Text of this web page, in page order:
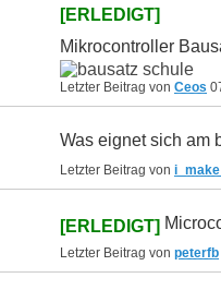
[ERLEDIGT]
Mikrocontroller
Letzter Beitrag von Ceos
Was eignet sich am
Letzter Beitrag von
[ERLEDIGT]
Letzter Beitrag von peterfb